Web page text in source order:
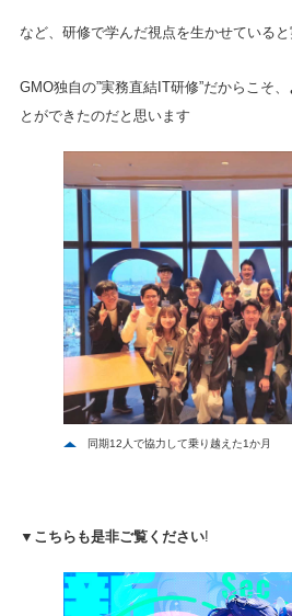
など、研修で学んだ視点を生かせている
GMO独自の”実務直結IT研修”だからこそ、
とができたのだと思います
同期12人で協力して乗り越えた1か月
▼こちらも是非ご覧ください!